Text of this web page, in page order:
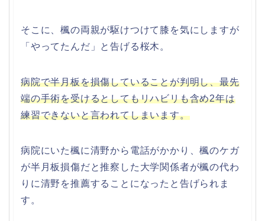
そこに、楓の両親が駆けつけて膝を気にしますが
「やってたんだ」と告げる桜木。
病院で半月板を損傷していることが判明し、最先
端の手術を受けるとしてもリハビリも含め2年は
練習できないと言われてしまいます。
病院にいた楓に清野から電話がかかり、楓のケガ
が半月板損傷だと推察した大学関係者が楓の代わ
りに清野を推薦することになったと告げられま
す。